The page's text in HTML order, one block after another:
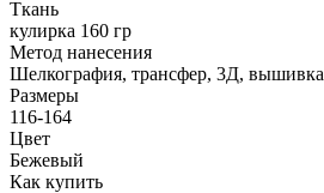
Ткань
кулирка 160 гр
Метод нанесения
Шелкография, трансфер, 3Д, вышивка
Размеры
116-164
Цвет
Бежевый
Как купить